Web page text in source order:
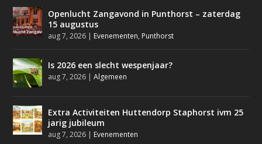
Openlucht Zangavond in Punthorst – zaterdag
15 augustus
aug 7, 2026 | Evenementen, Punthorst
Is 2026 een slecht wespenjaar?
aug 7, 2026 |Algemeen
Extra Activiteiten Huttendorp Staphorst ivm 25
jarig jubileum
aug 7, 2026 | Evenementen